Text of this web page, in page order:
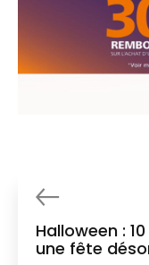
Halloween :
une fête